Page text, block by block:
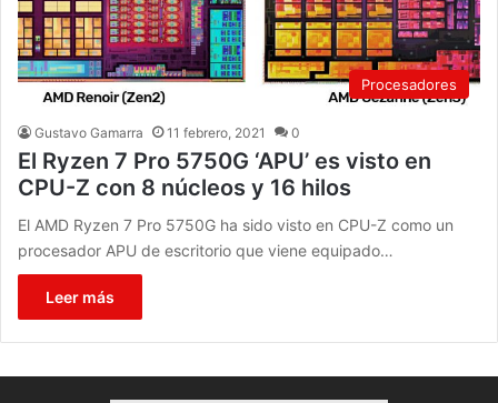
Procesadores
Gustavo Gamarra 11 febrero, 2021 0
El Ryzen 7 Pro 5750G ‘APU’ es visto en
CPU-Z con 8 núcleos y 16 hilos
El AMD Ryzen 7 Pro 5750G ha sido visto en CPU-Z como un
procesador APU de escritorio que viene equipado…
Leer más